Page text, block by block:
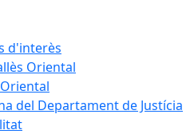
d'interès
Oriental
del Departament de Justícia